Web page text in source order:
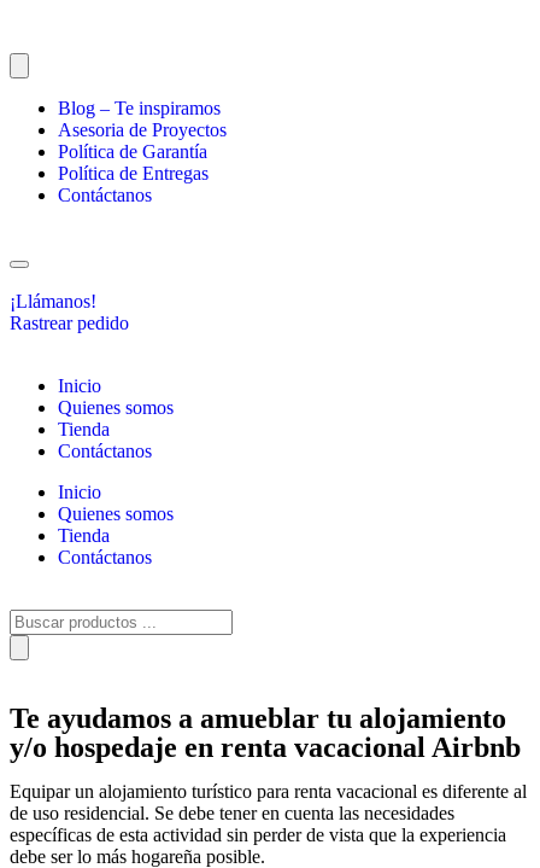
Blog – Te inspiramos
Asesoria de Proyectos
Política de Garantía
Política de Entregas
Contáctanos
¡Llámanos!
Rastrear pedido
Inicio
Quienes somos
Tienda
Contáctanos
Inicio
Quienes somos
Tienda
Contáctanos
Te ayudamos a amueblar tu alojamiento
y/o hospedaje en renta vacacional Airbnb
Equipar un alojamiento turístico para renta vacacional es diferente al
de uso residencial. Se debe tener en cuenta las necesidades
específicas de esta actividad sin perder de vista que la experiencia
debe ser lo más hogareña posible.